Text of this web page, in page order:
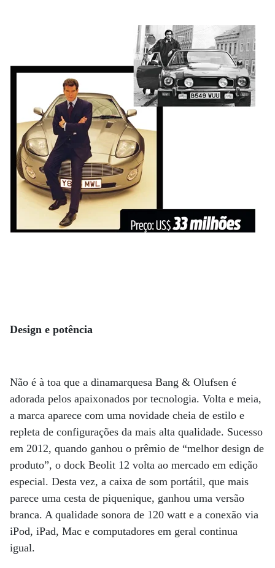
Design e potência
Não é à toa que a dinamarquesa Bang & Olufsen é
adorada pelos apaixonados por tecnologia. Volta e meia,
a marca aparece com uma novidade cheia de estilo e
repleta de configurações da mais alta qualidade. Sucesso
em 2012, quando ganhou o prêmio de “melhor design de
produto”, o dock Beolit 12 volta ao mercado em edição
especial. Desta vez, a caixa de som portátil, que mais
parece uma cesta de piquenique, ganhou uma versão
branca. A qualidade sonora de 120 watt e a conexão via
iPod, iPad, Mac e computadores em geral continua
igual.